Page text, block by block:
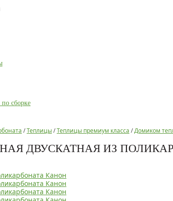
сборке
/Теплицы/Теплицы премиум класса /Домиком
ДВУСКАТНАЯ ИЗ